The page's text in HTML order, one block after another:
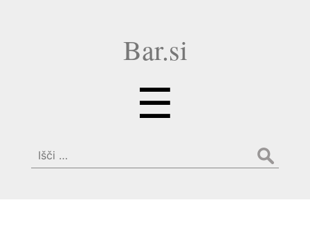
Bar.si
☰
Išči: